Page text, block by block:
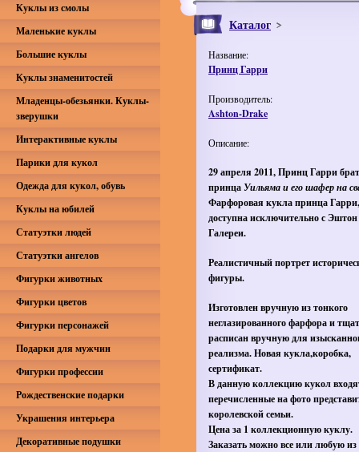
Каталог
Название:
Принц Гарри
Производитель:
Ashton-Drake
Описание:
29 апреля 2011, Принц Гарри брат
принца Уильяма и его шафер на
Фарфоровая кукла принца Гарри,
доступна исключительно с
Галереи.
Реалистичный портрет
фигуры.
Изготовлен вручную из тонкого
неглазированного фарфора и
расписан вручную для
реализма.Новая кукла,коробка,
сертификат.
В данную коллекцию кукол
перечисленные на фото
королевской семьи.
Цена за 1 коллекционную куклу.
Заказать можно все или любую
Куклы из смолы
Маленькие куклы
Большие куклы
Куклы знаменитостей
Младенцы-обезьянки. Куклы-
зверушки
Интерактивные куклы
Парики для кукол
Одежда для кукол, обувь
Куклы на юбилей
Статуэтки людей
Статуэтки ангелов
Фигурки животных
Фигурки цветов
Фигурки персонажей
Подарки для мужчин
Фигурки профессии
Рождественские подарки
Украшения интерьера
Декоративные подушки